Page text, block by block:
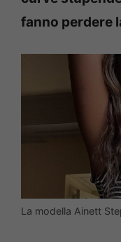
fanno perdere
La modella Ainett